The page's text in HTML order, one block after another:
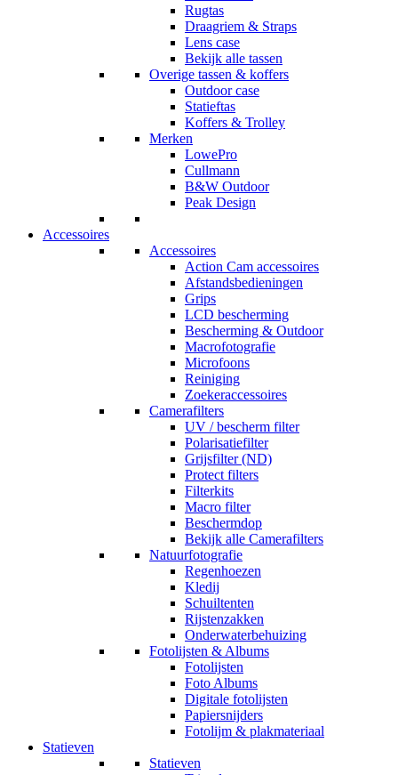
Rugtas
Draagriem & Straps
Lens case
Bekijk alle tassen
Overige tassen & koffers
Outdoor case
Statieftas
Koffers & Trolley
Merken
LowePro
Cullmann
B&W Outdoor
Peak Design
Accessoires
Accessoires
Action Cam accessoires
Afstandsbedieningen
Grips
LCD bescherming
Bescherming & Outdoor
Macrofotografie
Microfoons
Reiniging
Zoekeraccessoires
Camerafilters
UV / bescherm filter
Polarisatiefilter
Grijsfilter (ND)
Protect filters
Filterkits
Macro filter
Beschermdop
Bekijk alle Camerafilters
Natuurfotografie
Regenhoezen
Kledij
Schuiltenten
Rijstenzakken
Onderwaterbehuizing
Fotolijsten & Albums
Fotolijsten
Foto Albums
Digitale fotolijsten
Papiersnijders
Fotolijm & plakmateriaal
Statieven
Statieven